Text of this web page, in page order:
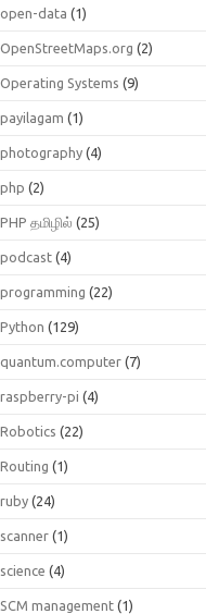
open-data (1)
OpenStreetMaps.org (2)
Operating Systems (9)
payilagam (1)
photography (4)
php (2)
PHP தமிழில் (25)
podcast (4)
programming (22)
Python (129)
quantum.computer (7)
raspberry-pi (4)
Robotics (22)
Routing (1)
ruby (24)
scanner (1)
science (4)
SCM management (1)